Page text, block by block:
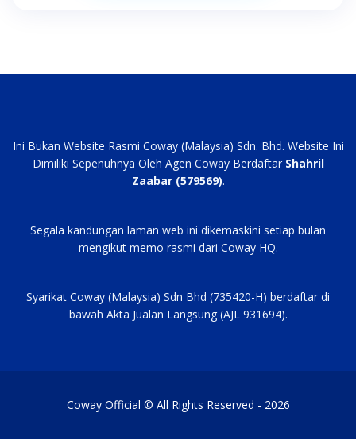
Ini Bukan Website Rasmi Coway (Malaysia) Sdn. Bhd. Website Ini
Dimiliki Sepenuhnya Oleh Agen Coway Berdaftar Shahril
Zaabar (579569).
Segala kandungan laman web ini dikemaskini setiap bulan
mengikut memo rasmi dari Coway HQ.
Syarikat Coway (Malaysia) Sdn Bhd (735420-H) berdaftar di
bawah Akta Jualan Langsung (AJL 931694).
Coway Official © All Rights Reserved - 2026